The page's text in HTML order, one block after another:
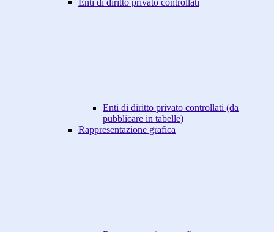
Enti di diritto privato controllati
Enti di diritto privato controllati (da
pubblicare in tabelle)
Rappresentazione grafica